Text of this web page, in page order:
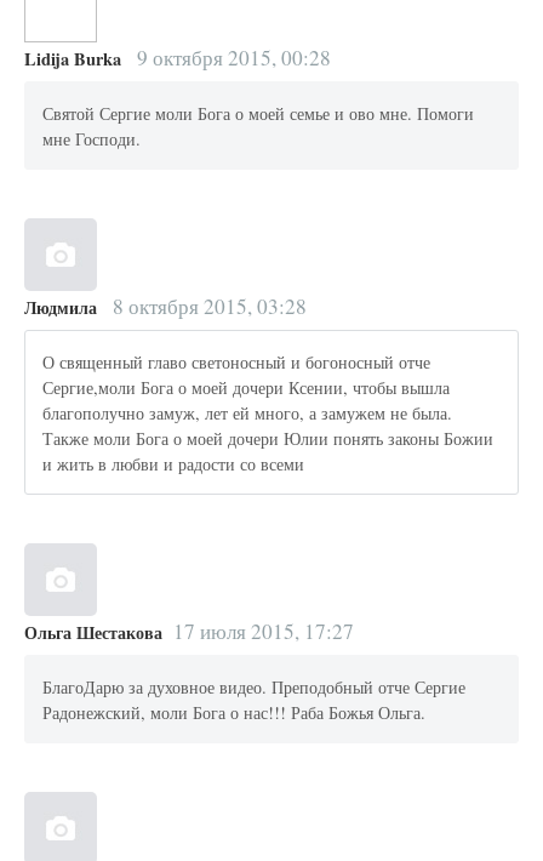
Lidija Burka 9 октября 2015, 00:28
Святой Сергие моли Бога о моей семье и ово мне. Помоги
мне Господи.
Людмила 8 октября 2015, 03:28
О священный главо светоносный и богоносный отче
Сергие,моли Бога о моей дочери Ксении, чтобы вышла
благополучно замуж, лет ей много, а замужем не была.
Также моли Бога о моей дочери Юлии понять законы Божии
и жить в любви и радости со всеми
Ольга Шестакова 17 июля 2015, 17:27
БлагоДарю за духовное видео. Преподобный отче Сергие
Радонежский, моли Бога о нас!!! Раба Божья Ольга.